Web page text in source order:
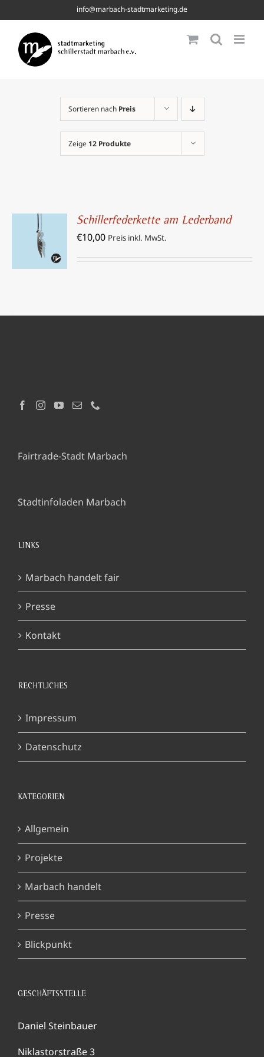
to
content
info@marbach-stadtmarketing.de
Sortieren nach Preis
Zeige 12 Produkte
IN DEN
WARENKORB
/
DETAILS
Schillerfederkette am Lederband
€10,00 Preis inkl. MwSt.
Fairtrade-Stadt Marbach
Stadtinfoladen Marbach
LINKS
Marbach handelt fair
Presse
Kontakt
RECHTLICHES
Impressum
Datenschutz
KATEGORIEN
Allgemein
Projekte
Marbach handelt
Presse
Blickpunkt
GESCHÄFTSSTELLE
Daniel Steinbauer
Niklastorstraße 3